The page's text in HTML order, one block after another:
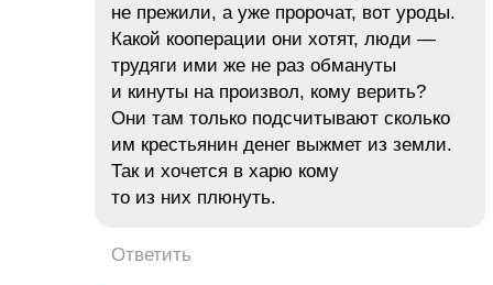
не прежили, а уже пророчат, вот уроды.
Какой кооперации они хотят, люди —
трудяги ими же не раз обмануты
и кинуты на произвол, кому верить?
Они там только подсчитывают сколько
им крестьянин денег выжмет из земли.
Так и хочется в харю кому
то из них плюнуть.
Ответить